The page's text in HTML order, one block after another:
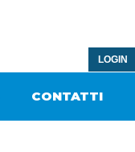
LOGIN
CONTATTI